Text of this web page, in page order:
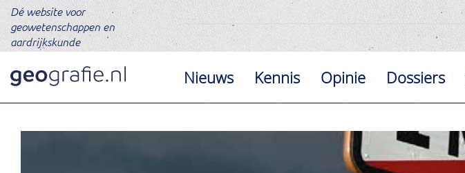
Dé website voor
geowetenschappen en
aardrijkskunde
Nieuws Kennis Opinie Dossiers